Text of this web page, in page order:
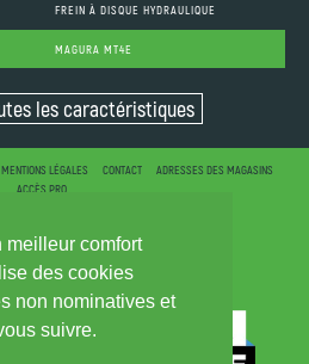
meilleur comfort
des cookies
non nominatives et
suivre.
FREIN À DISQUE HYDRAULIQUE
MAGURA MT4E
les caractéristiques
MENTIONS LÉGALES CONTACT
ADRESSES DES MAGASINS
ACCÈS PRO